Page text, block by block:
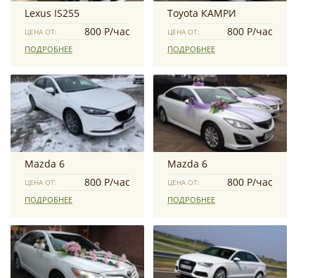
Lexus IS255
ЦЕНА ОТ: 800 Р/час
ПОДРОБНЕЕ
Toyota КАМРИ
ЦЕНА ОТ: 800 Р/час
ПОДРОБНЕЕ
Mazda 6
ЦЕНА ОТ: 800 Р/час
ПОДРОБНЕЕ
Mazda 6
ЦЕНА ОТ: 800 Р/час
ПОДРОБНЕЕ